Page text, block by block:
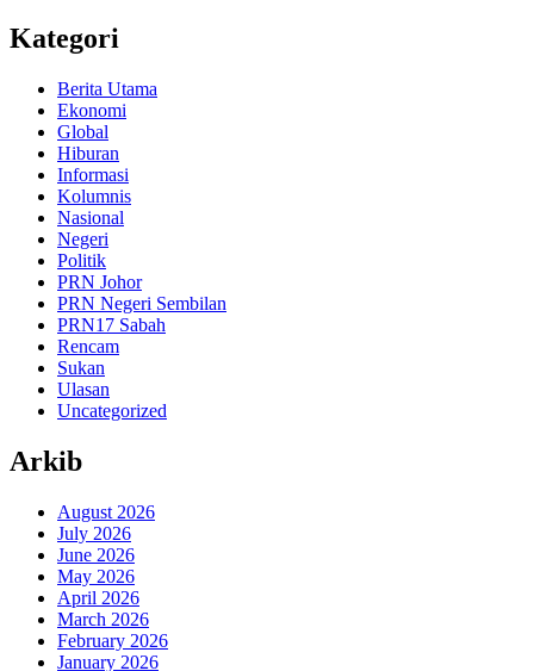
Kategori
Berita Utama
Ekonomi
Global
Hiburan
Informasi
Kolumnis
Nasional
Negeri
Politik
PRN Johor
PRN Negeri Sembilan
PRN17 Sabah
Rencam
Sukan
Ulasan
Uncategorized
Arkib
August 2026
July 2026
June 2026
May 2026
April 2026
March 2026
February 2026
January 2026